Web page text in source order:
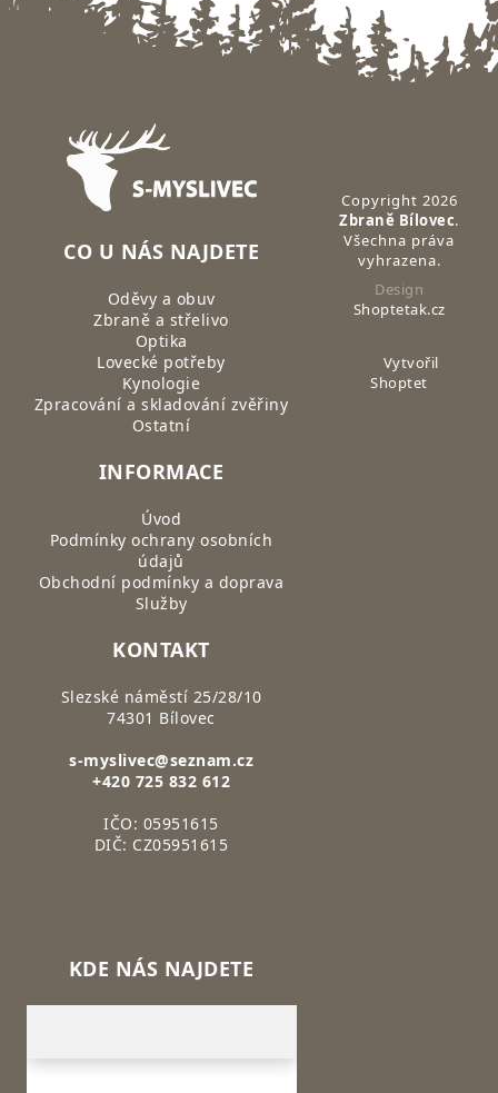
Zápatí
CO U NÁS NAJDETE
Oděvy a obuv
Zbraně a střelivo
Optika
Lovecké potřeby
Kynologie
Zpracování a skladování zvěřiny
Ostatní
INFORMACE
Úvod
Podmínky ochrany osobních
údajů
Obchodní podmínky a doprava
Služby
KONTAKT
Slezské náměstí 25/28/10
74301 Bílovec
s-myslivec@seznam.cz
+420 725 832 612
IČO: 05951615
DIČ: CZ05951615
KDE NÁS NAJDETE
Copyright 2026
Zbraně Bílovec.
Všechna práva
vyhrazena.
Design
Shoptetak.cz
Vytvořil
Shoptet